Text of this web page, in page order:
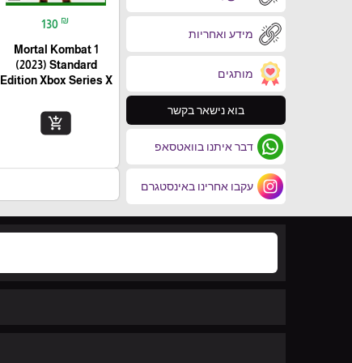
מידע ואחריות
מותגים
בוא נישאר בקשר
דבר איתנו בוואטסאפ
עקבו אחרינו באינסטגרם
130 ₪
Mortal Kombat 1
(2023) Standard
Edition Xbox Series X
add_shopping_cart